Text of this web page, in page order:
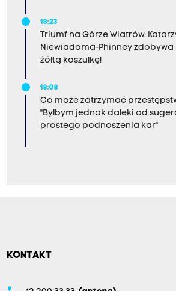
18:23
Triumf na Górze Wiatrów:
Niewiadoma-Phinney zdobywa
żółtą koszulkę!
18:08
Co może zatrzymać
"Byłbym jednak daleki od
prostego podnoszenia kar"
KONTAKT